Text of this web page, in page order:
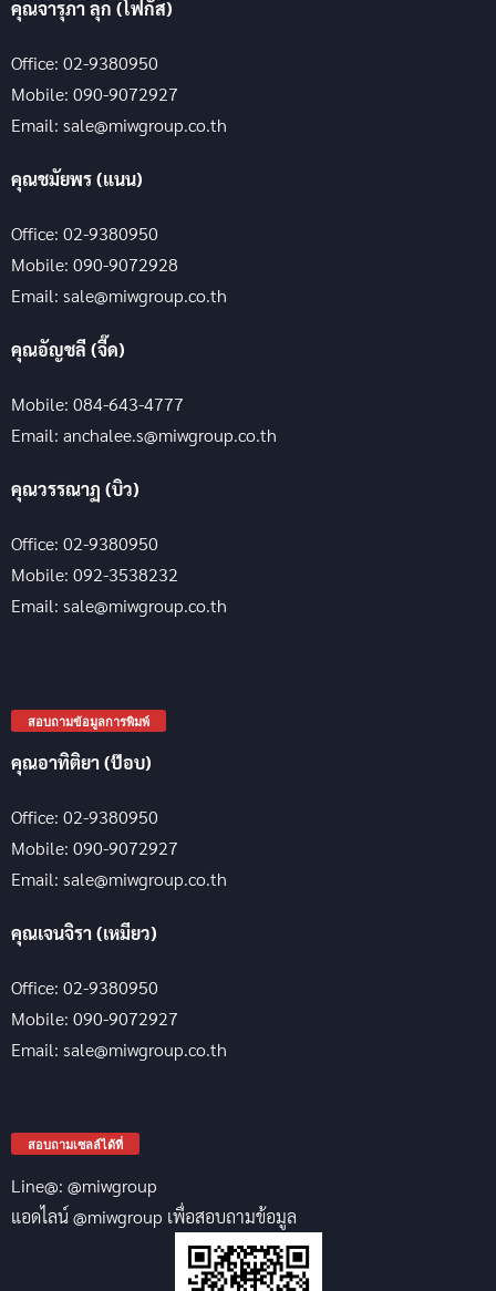
คุณจารุภา ลุก (โฟกัส)
Office: 02-9380950
Mobile: 090-9072927
Email: sale@miwgroup.co.th
คุณชมัยพร (แนน)
Office: 02-9380950
Mobile: 090-9072928
Email: sale@miwgroup.co.th
คุณอัญชลี (จี๊ด)
Mobile: 084-643-4777
Email: anchalee.s@miwgroup.co.th
คุณวรรณาฏ (บิว)
Office: 02-9380950
Mobile: 092-3538232
Email: sale@miwgroup.co.th
สอบถามข้อมูลการพิมพ์
คุณอาทิติยา (ป๊อบ)
Office: 02-9380950
Mobile: 090-9072927
Email: sale@miwgroup.co.th
คุณเจนจิรา (เหมียว)
Office: 02-9380950
Mobile: 090-9072927
Email: sale@miwgroup.co.th
สอบถามเซลล์ได้ที่
Line@: @miwgroup
แอดไลน์ @miwgroup เพื่อสอบถามข้อมูล